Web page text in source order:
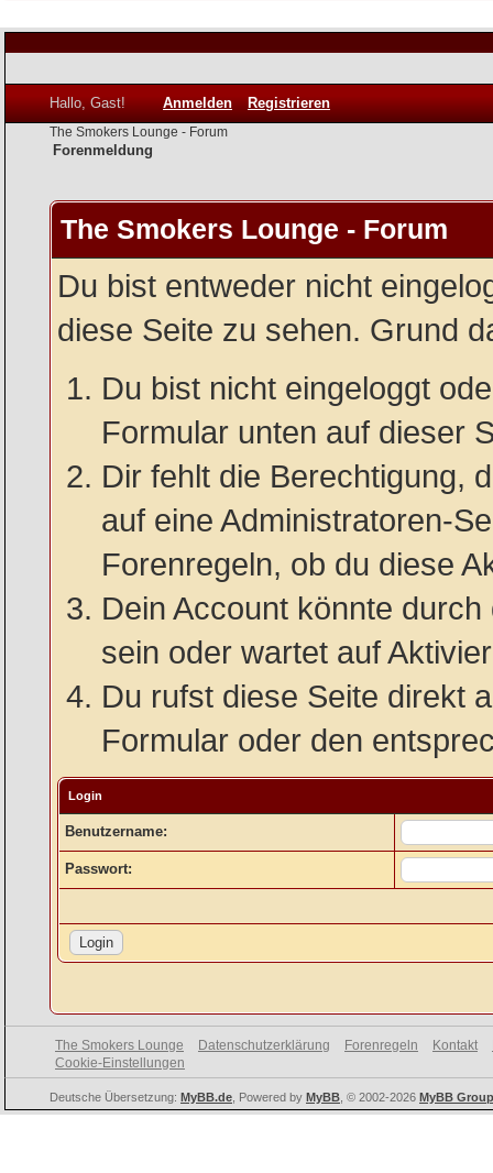
Hallo, Gast! Anmelden Registrieren
The Smokers Lounge - Forum
Forenmeldung
The Smokers Lounge - Forum
Du bist entweder nicht
diese Seite zu sehen. Grund
Du bist nicht eingeloggt
Formular unten auf dieser
Dir fehlt die Berechtigung,
auf eine Administratoren-
Forenregeln, ob du diese
Dein Account könnte
sein oder wartet auf
Du rufst diese Seite direkt
Formular oder den
Login
Benutzername:
Passwort:
The Smokers Lounge Datenschutzerklärung Forenregeln Kontakt
Cookie-Einstellungen
Deutsche Übersetzung: MyBB.de , Powered by MyBB , © 2002-2026 MyBB Group